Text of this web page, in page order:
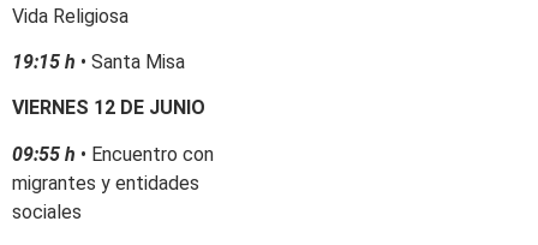
Vida Religiosa
19:15 h • Santa Misa
VIERNES 12 DE JUNIO
09:55 h • Encuentro con
migrantes y entidades
sociales